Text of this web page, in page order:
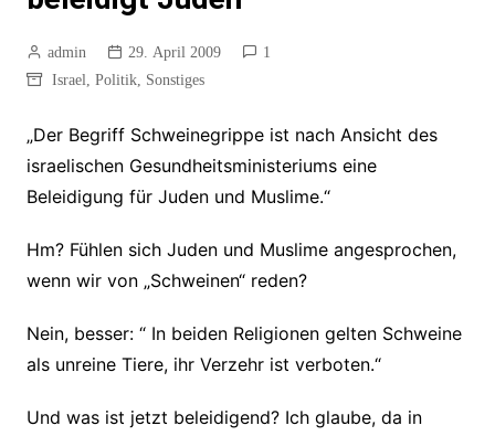
admin 29. April 2009
1
Israel, Politik, Sonstiges
„Der Begriff Schweinegrippe ist nach Ansicht des
israelischen Gesundheitsministeriums eine
Beleidigung für Juden und Muslime.“
Hm? Fühlen sich Juden und Muslime angesprochen,
wenn wir von „Schweinen“ reden?
Nein, besser: “ In beiden Religionen gelten Schweine
als unreine Tiere, ihr Verzehr ist verboten.“
Und was ist jetzt beleidigend? Ich glaube, da in